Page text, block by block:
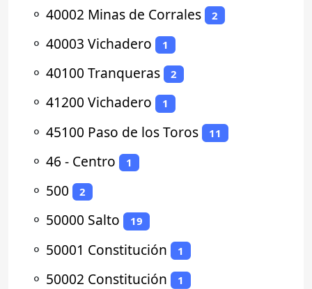
⚬ 40002 Minas de Corrales 2
⚬ 40003 Vichadero 1
⚬ 40100 Tranqueras 2
⚬ 41200 Vichadero 1
⚬ 45100 Paso de los Toros 11
⚬ 46 - Centro 1
⚬ 500 2
⚬ 50000 Salto 19
⚬ 50001 Constitución 1
⚬ 50002 Constitución 1